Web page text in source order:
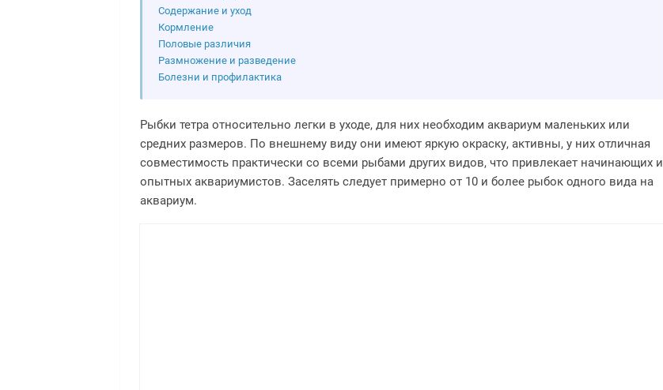
Содержание и уход
Кормление
Половые различия
Размножение и разведение
Болезни и профилактика
Рыбки тетра относительно легки в уходе, для них необходим аквариум маленьких или
средних размеров. По внешнему виду они имеют яркую окраску, активны, у них отличная
совместимость практически со всеми рыбами других видов, что привлекает начинающих и
опытных аквариумистов. Заселять следует примерно от 10 и более рыбок одного вида на
аквариум.